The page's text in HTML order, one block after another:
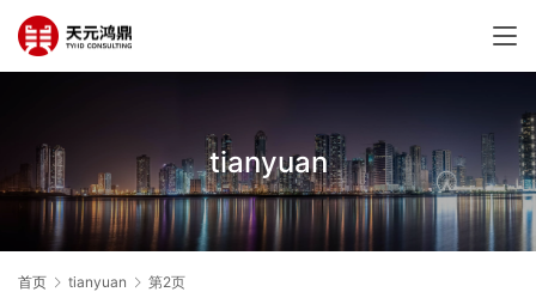
tianyuan
首页 tianyuan 第2页